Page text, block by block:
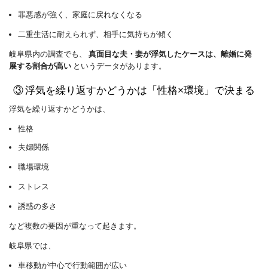
罪悪感が強く、家庭に戻れなくなる
二重生活に耐えられず、相手に気持ちが傾く
岐阜県内の調査でも、 真面目な夫・妻が浮気したケースは、離婚に発
展する割合が高い というデータがあります。
③ 浮気を繰り返すかどうかは「性格×環境」で決まる
浮気を繰り返すかどうかは、
性格
夫婦関係
職場環境
ストレス
誘惑の多さ
など複数の要因が重なって起きます。
岐阜県では、
車移動が中心で行動範囲が広い